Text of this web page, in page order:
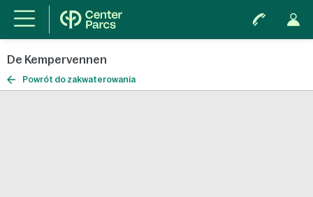
De Kempervennen
Powrót do zakwaterowania